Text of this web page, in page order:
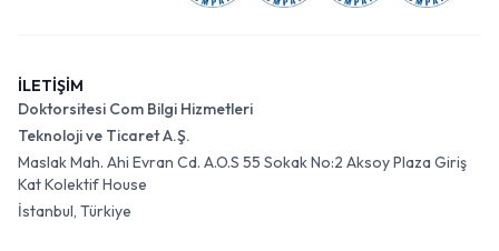
İLETİŞİM
Doktorsitesi Com Bilgi Hizmetleri
Teknoloji ve Ticaret A.Ş.
Maslak Mah. Ahi Evran Cd. A.O.S 55 Sokak No:2 Aksoy Plaza Giriş
Kat Kolektif House
İstanbul, Türkiye